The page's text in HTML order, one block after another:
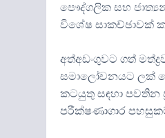
පෞද්ගලික සහ
විශේෂ සාකච්ඡාවක්
අත්අඩංගුවට ගත්
සමාලෝචනයට ලක්
කටයුතු සඳහා පවතින
පරීක්ෂණාගාර